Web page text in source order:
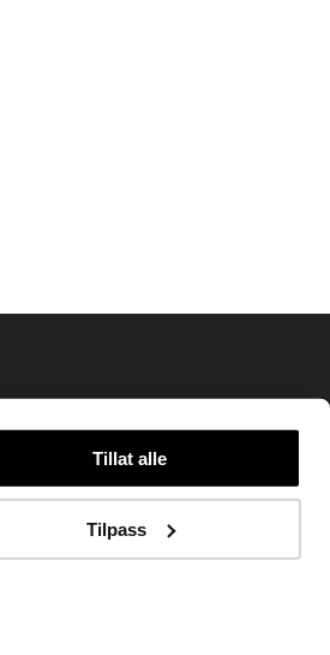
Tillat alle
Tilpass
oss